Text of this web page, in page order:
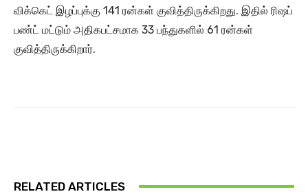
விக்கெட் இழப்புக்கு 141 ரன்கள் குவித்திருக்கிறது. இதில் ரிஷப்
பண்ட் மட்டும் அதிகபட்சமாக 33 பந்துகளில் 61 ரன்கள்
குவித்திருக்கிறார்.
RELATED ARTICLES